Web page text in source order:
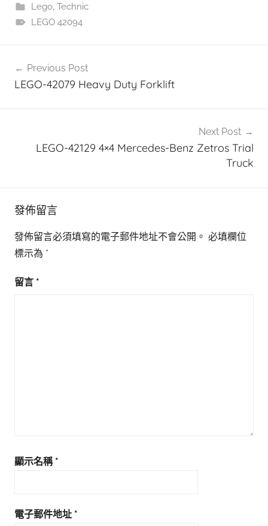
Lego, Technic
LEGO 42094
Previous Post
LEGO-42079 Heavy Duty Forklift
Next Post
LEGO-42129 4×4 Mercedes-Benz Zetros Trial
Truck
發佈留言
發佈留言必須填寫的電子郵件地址不會公開。 必填欄位
標示為 *
留言 *
顯示名稱 *
電子郵件地址 *